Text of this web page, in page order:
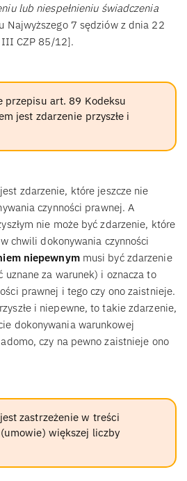
lub niespełnieniu świadczenia
Najwyższego 7 sędziów z dnia 22
III CZP 85/12].
przepisu art. 89 Kodeksu
jest zdarzenie przyszłe i
jest zdarzenie, które jeszcze nie
czynności prawnej. A
nie może być zdarzenie, które
chwili dokonywania czynności
niepewnymmusi być zdarzenie
uznane za warunek) i oznacza to
prawnej i tego czy ono zaistnieje.
i niepewne, to takie zdarzenie,
dokonywania warunkowej
czy na pewno zaistnieje ono
zastrzeżenie w treści
większej liczby